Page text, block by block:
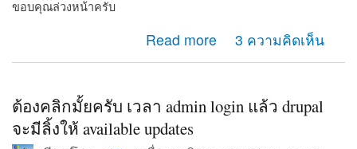
ขอบคุณล่วงหน้าครับ
Read more
about สอบถามเรื่อง popup หน่อย ครับ 3 ความคิดเห็น
ต้องคลิกมั้ยครับ เวลา admin login แล้ว drupal
จะมีลิ้งให้ available updates